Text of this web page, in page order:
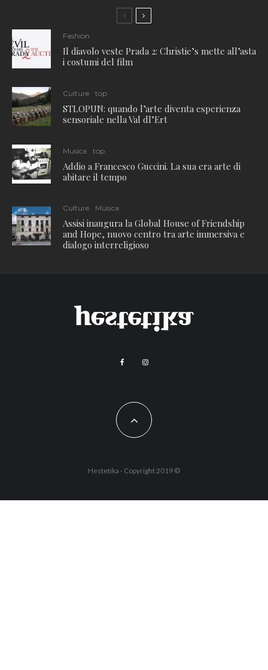
Fashion
Il diavolo veste Prada 2: Christie’s mette all’asta
i costumi del film
Culture top
STLOPUN: quando l’arte diventa esperienza
sensoriale nella Val dl’Ert
Musica top
Addio a Francesco Guccini. La sua era arte di
abitare il tempo
Culture Musica
Assisi inaugura la Global House of Friendship
and Hope, nuovo centro tra arte immersiva e
dialogo interreligioso
Hestetika - Copyright 2019 ©